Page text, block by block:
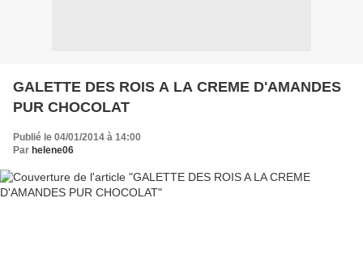
GALETTE DES ROIS A LA CREME D'AMANDES
PUR CHOCOLAT
Publié le 04/01/2014 à 14:00
Par helene06